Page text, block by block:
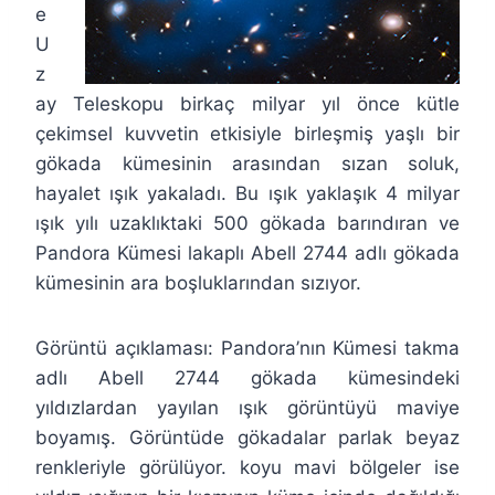
e
U
z
ay Teleskopu birkaç milyar yıl önce kütle
çekimsel kuvvetin etkisiyle birleşmiş yaşlı bir
gökada kümesinin arasından sızan soluk,
hayalet ışık yakaladı. Bu ışık yaklaşık 4 milyar
ışık yılı uzaklıktaki 500 gökada barındıran ve
Pandora Kümesi lakaplı Abell 2744 adlı gökada
kümesinin ara boşluklarından sızıyor.
Görüntü açıklaması: Pandora’nın Kümesi takma
adlı Abell 2744 gökada kümesindeki
yıldızlardan yayılan ışık görüntüyü maviye
boyamış. Görüntüde gökadalar parlak beyaz
renkleriyle görülüyor. koyu mavi bölgeler ise